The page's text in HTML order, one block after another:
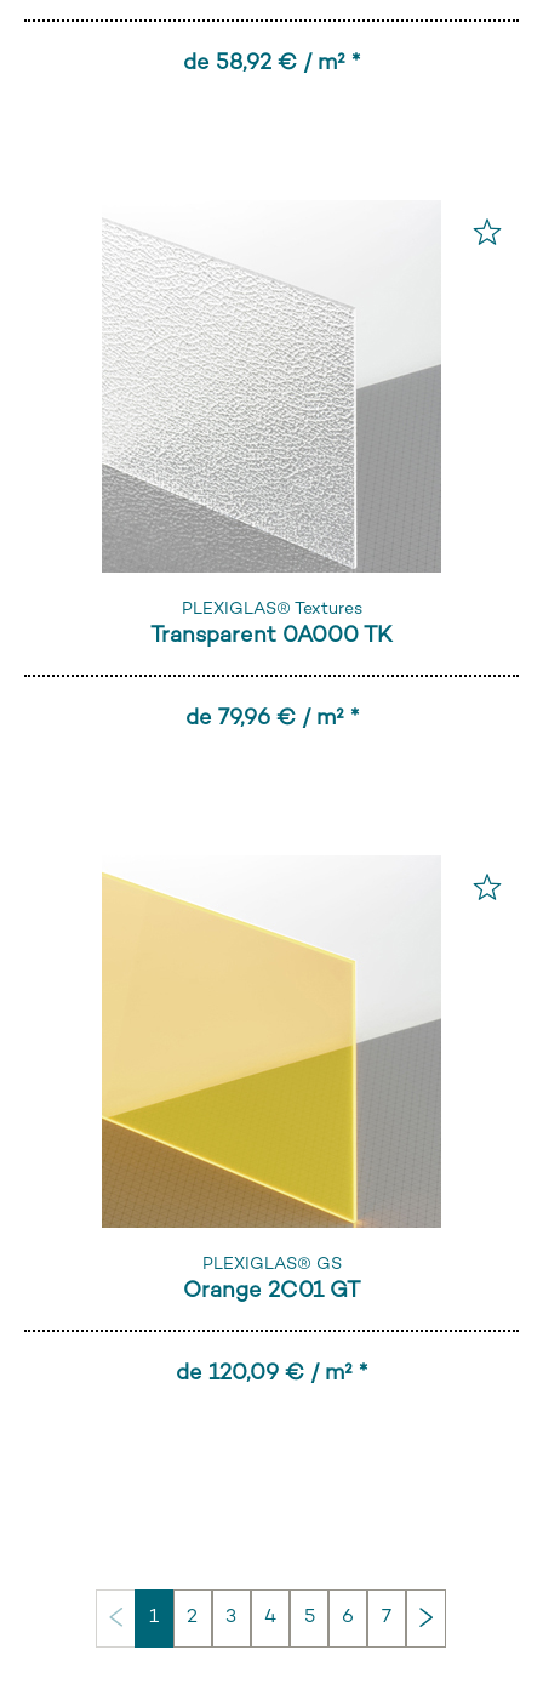
de 58,92 € / m² *
PLEXIGLAS® Textures
Transparent 0A000 TK
de 79,96 € / m² *
PLEXIGLAS® GS
Orange 2C01 GT
de 120,09 € / m² *
1 2 3 4 5 6 7 Continuer